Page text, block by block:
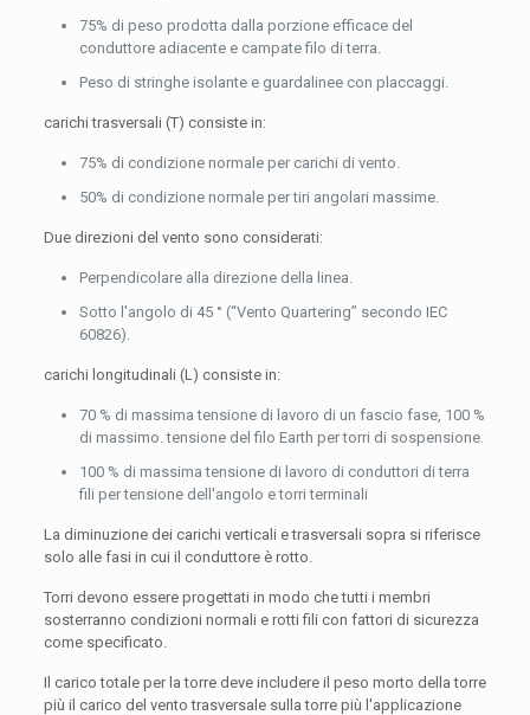
75% di peso prodotta dalla porzione efficace del
conduttore adiacente e campate filo di terra.
Peso di stringhe isolante e guardalinee con placcaggi.
carichi trasversali (T) consiste in:
75% di condizione normale per carichi di vento.
50% di condizione normale per tiri angolari massime.
Due direzioni del vento sono considerati:
Perpendicolare alla direzione della linea.
Sotto l'angolo di 45 ° (“Vento Quartering” secondo IEC
60826).
carichi longitudinali (L) consiste in:
70 % di massima tensione di lavoro di un fascio fase, 100 %
di massimo. tensione del filo Earth per torri di sospensione.
100 % di massima tensione di lavoro di conduttori di terra
fili per tensione dell'angolo e torri terminali
La diminuzione dei carichi verticali e trasversali sopra si riferisce
solo alle fasi in cui il conduttore è rotto.
Torri devono essere progettati in modo che tutti i membri
sosterranno condizioni normali e rotti fili con fattori di sicurezza
come specificato.
Il carico totale per la torre deve includere il peso morto della torre
più il carico del vento trasversale sulla torre più l'applicazione